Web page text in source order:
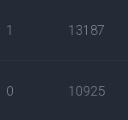
1 13187
0 10925